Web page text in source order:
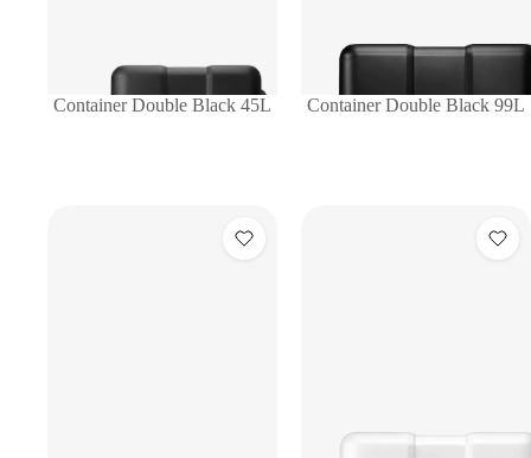
Container Double Black 45L Container Double Black 99L